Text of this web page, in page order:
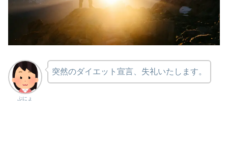
ぷにょ
突然のダイエット宣言、失礼いたします。